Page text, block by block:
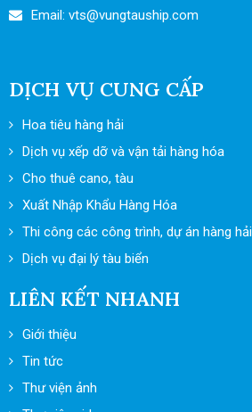
Email: vts@vungtauship.com
DỊCH VỤ CUNG CẤP
Hoa tiêu hàng hải
Dịch vụ xếp dỡ và vận tải hàng hóa
Cho thuê cano, tàu
Xuất Nhập Khẩu Hàng Hóa
Thi công các công trình, dự án hàng hải
Dịch vụ đại lý tàu biển
LIÊN KẾT NHANH
Giới thiệu
Tin tức
Thư viện ảnh